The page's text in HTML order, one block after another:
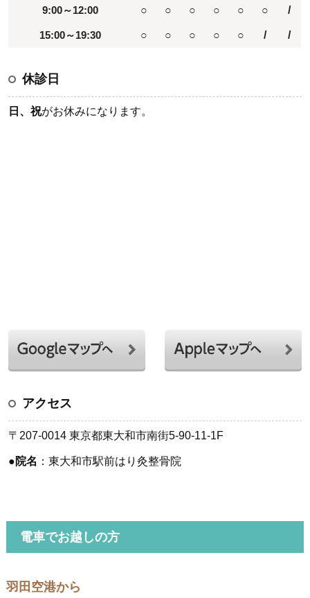
9:00～12:00 ○ ○ ○ ○ ○ ○ /
15:00～19:30 ○ ○ ○ ○ ○ / /
休診日
日、祝がお休みになります。
アクセス
〒207-0014 東京都東大和市南街5-90-11-1F
●院名 ：東大和市駅前はり灸整骨院
電車でお越しの方
羽田空港から